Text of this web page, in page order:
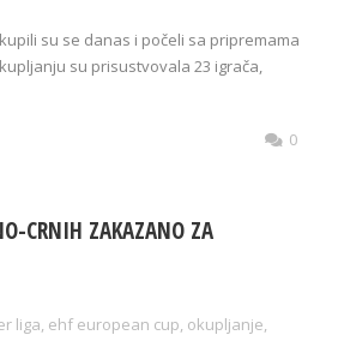
su se danas i počeli sa pripremama
su prisustvovala 23 igrača,
0
CRNIH ZAKAZANO ZA
liga, ehf european cup, okupljanje,